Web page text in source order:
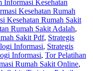
Informasi Kesehatan
Kesehatan Rumah
Kesehatan Rumah Sakit
Rumah Sakit Adalah,
Sakit Pdf, Strategis
Informasi, Strategis
Informasi, Tor Pelatihan
Rumah Sakit Online,